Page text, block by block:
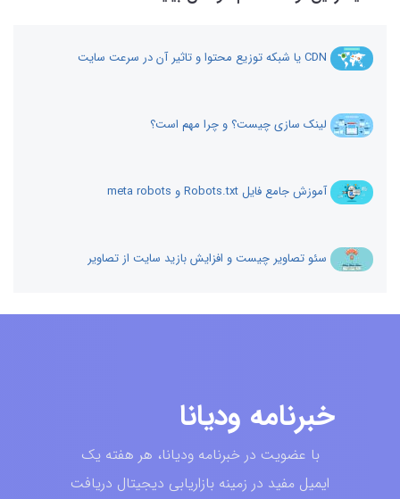
لینک سازی چیست؟ و چرا مهم است؟
آموزش جامع فایل Robots.txt و meta robots
سئو تصاویر چیست و افزایش بازید سایت از تصاویر
خبرنامه ودیانا
با عضویت در خبرنامه ودیانا، هر هفته یک
ایمیل مفید در زمینه بازاریابی دیجیتال دریافت